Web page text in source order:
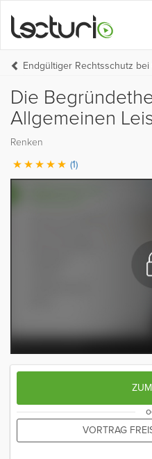
Endgültiger Rechtsschutz bei
Die
Allgemeinen
Renken
(1)
VORTRAG